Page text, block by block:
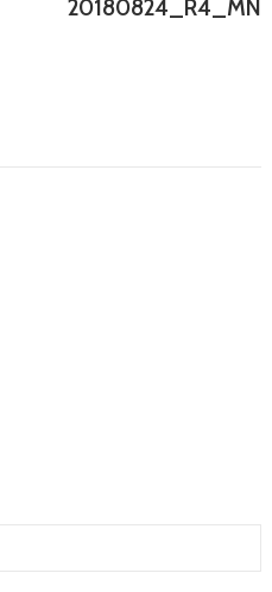
20180824_R4_MN